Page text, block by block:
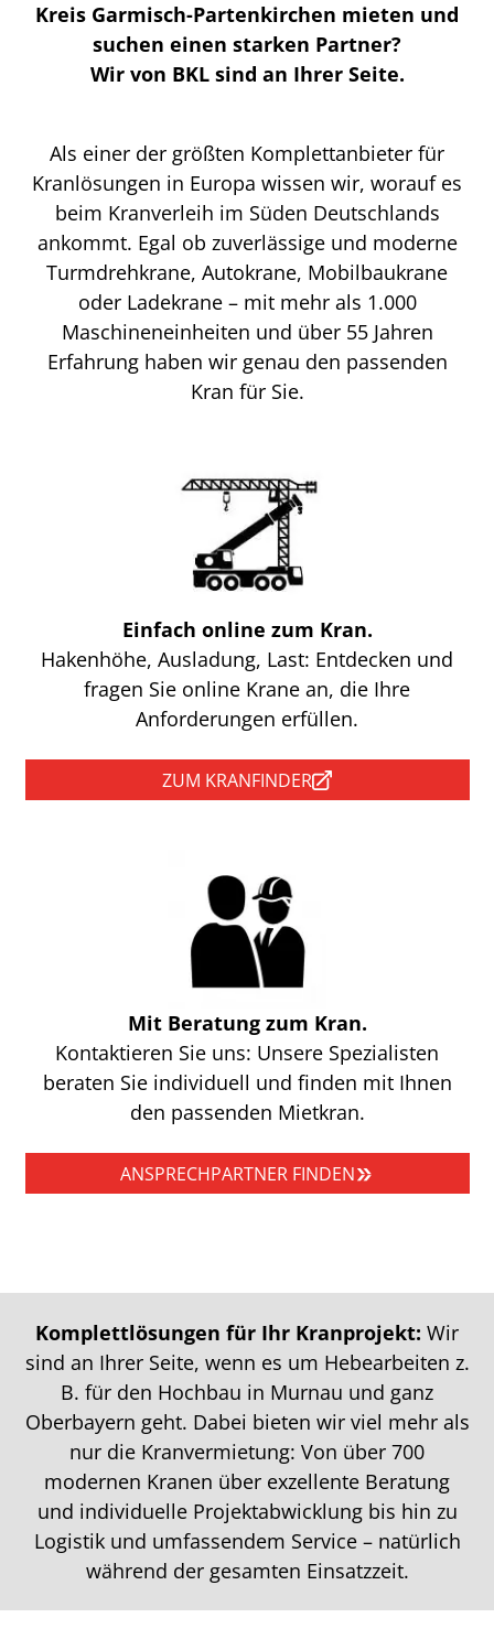
Kreis Garmisch-Partenkirchen mieten und
suchen einen starken Partner?
Wir von BKL sind an Ihrer Seite.
Als einer der größten Komplettanbieter für
Kranlösungen in Europa wissen wir, worauf es
beim Kranverleih im Süden Deutschlands
ankommt. Egal ob zuverlässige und moderne
Turmdrehkrane, Autokrane, Mobilbaukrane
oder Ladekrane – mit mehr als 1.000
Maschineneinheiten und über 55 Jahren
Erfahrung haben wir genau den passenden
Kran für Sie.
Einfach online zum Kran.
Hakenhöhe, Ausladung, Last: Entdecken und
fragen Sie online Krane an, die Ihre
Anforderungen erfüllen.
ZUM KRANFINDER
Mit Beratung zum Kran.
Kontaktieren Sie uns: Unsere Spezialisten
beraten Sie individuell und finden mit Ihnen
den passenden Mietkran.
ANSPRECHPARTNER FINDEN
Komplettlösungen für Ihr Kranprojekt: Wir
sind an Ihrer Seite, wenn es um Hebearbeiten z.
B. für den Hochbau in Murnau und ganz
Oberbayern geht. Dabei bieten wir viel mehr als
nur die Kranvermietung: Von über 700
modernen Kranen über exzellente Beratung
und individuelle Projektabwicklung bis hin zu
Logistik und umfassendem Service – natürlich
während der gesamten Einsatzzeit.